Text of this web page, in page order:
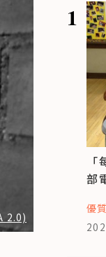
2.0)
1
部
優